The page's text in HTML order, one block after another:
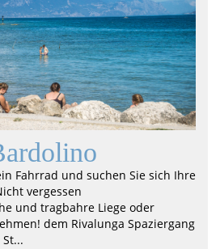
Fahrrad und suchen Sie sich Ihre
vergessen
und tragbahre Liege oder
dem Rivalunga Spaziergang